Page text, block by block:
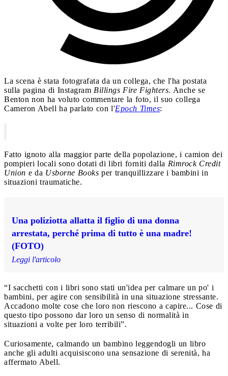
La scena è stata fotografata da un collega, che l'ha postata
sulla pagina di Instagram Billings Fire Fighters. Anche se
Benton non ha voluto commentare la foto, il suo collega
Cameron Abell ha parlato con l'Epoch Times:
Fatto ignoto alla maggior parte della popolazione, i camion dei
pompieri locali sono dotati di libri forniti dalla Rimrock Credit
Union e da Usborne Books per tranquillizzare i bambini in
situazioni traumatiche.
Una poliziotta allatta il figlio di una donna
arrestata, perché prima di tutto è una madre!
(FOTO)
Leggi l'articolo
“I sacchetti con i libri sono stati un'idea per calmare un po' i
bambini, per agire con sensibilità in una situazione stressante.
Accadono molte cose che loro non riescono a capire... Cose di
questo tipo possono dar loro un senso di normalità in
situazioni a volte per loro terribili”.
Curiosamente, calmando un bambino leggendogli un libro
anche gli adulti acquisiscono una sensazione di serenità, ha
affermato Abell.